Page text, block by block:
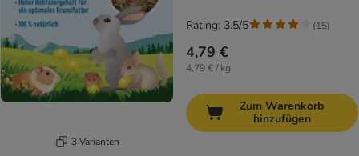
3 Varianten
4,79 €
4,79 € / kg
Rating: 3.5/5 (15)
Zum Warenkorb
hinzufügen